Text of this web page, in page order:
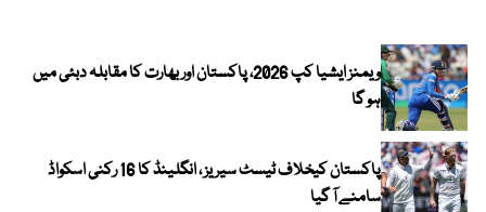
ویمنز ایشیا کپ 2026، پاکستان اور بھارت کا مقابلہ دبئی میں
ہو گا
پاکستان کیخلاف ٹیسٹ سیریز ، انگلینڈ کا 16 رکنی اسکواڈ
سامنے آ گیا